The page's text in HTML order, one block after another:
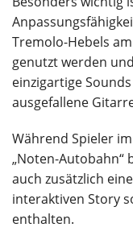
Tremolo-Hebels
genutzt werden
einzigartige
ausgefallene
Während Spieler
„Noten-Autobahn“
auch zusätzlich
interaktiven Story
enthalten.